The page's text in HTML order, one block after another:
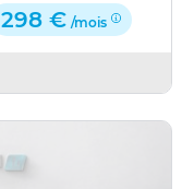
298 € /mois